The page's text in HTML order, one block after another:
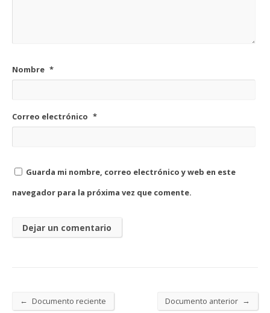
Nombre *
Correo electrónico *
Guarda mi nombre, correo electrónico y web en este
navegador para la próxima vez que comente.
← Documento reciente Documento anterior →